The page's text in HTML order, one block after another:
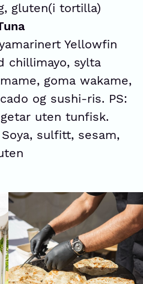
gluten(i tortilla)
Yellowfin
chillimayo, sylta
goma wakame,
og sushi-ris. PS:
uten tunfisk.
sulfitt, sesam,